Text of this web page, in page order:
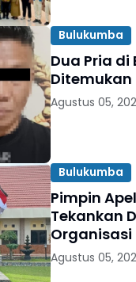
Bulukumba
Dua Pria di
Ditemukan
Agustus 05,
Bulukumba
Pimpin
Tekankan
Organisasi
Agustus 05,